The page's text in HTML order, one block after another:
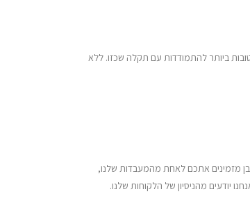
ביותר להתמודדות עם תקלה שכזו. ללא
מזמינים אתכם לאחת מהמעבדות שלנו,
יודעים מהניסיון של הלקוחות שלנו.